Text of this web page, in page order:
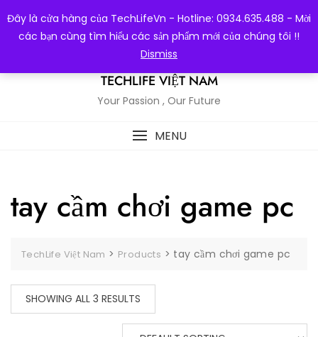
Đây là cửa hàng của TechLifeVn - Hotline: 0934.635.488 - Mời
các bạn cùng tìm hiểu các sản phẩm mới của chúng tôi !!
Dismiss
to
content
TECHLIFE VIỆT NAM
Your Passion , Our Future
MENU
tay cầm chơi game pc
TechLife Việt Nam > Products > tay cầm chơi game pc
SHOWING ALL 3 RESULTS